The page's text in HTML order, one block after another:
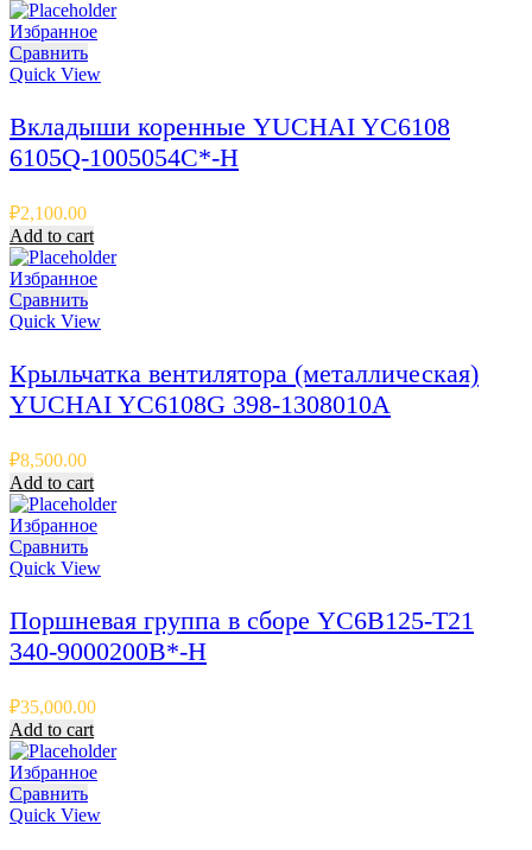
Избранное
Сравнить
Quick View
Вкладыши коренные YUCHAI YC6108
6105Q-1005054C*-H
₽2,100.00
Add to cart
Избранное
Сравнить
Quick View
Крыльчатка вентилятора (металлическая)
YUCHAI YC6108G 398-1308010A
₽8,500.00
Add to cart
Избранное
Сравнить
Quick View
Поршневая группа в сборе YC6B125-T21
340-9000200B*-H
₽35,000.00
Add to cart
Избранное
Сравнить
Quick View